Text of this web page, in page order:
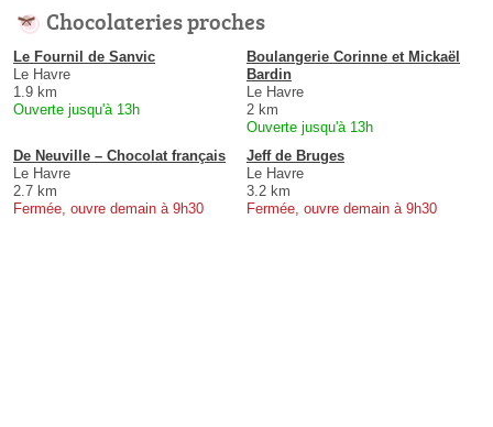
Chocolateries proches
Le Fournil de Sanvic
Le Havre
1.9 km
Ouverte jusqu'à 13h
Boulangerie Corinne et Mickaël
Bardin
Le Havre
2 km
Ouverte jusqu'à 13h
De Neuville – Chocolat français
Le Havre
2.7 km
Fermée, ouvre demain à 9h30
Jeff de Bruges
Le Havre
3.2 km
Fermée, ouvre demain à 9h30